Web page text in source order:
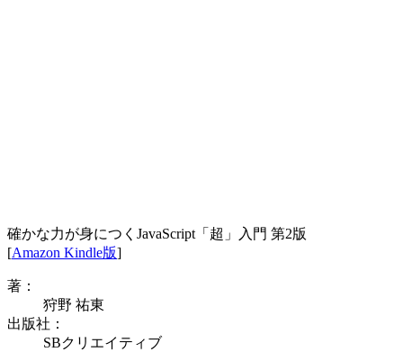
確かな力が身につくJavaScript「超」入門 第2版
[Amazon Kindle版]
著：
狩野 祐東
出版社：
SBクリエイティブ